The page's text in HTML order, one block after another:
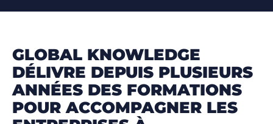
GLOBAL KNOWLEDGE
DÉLIVRE DEPUIS PLUSIEURS
ANNÉES DES FORMATIONS
POUR ACCOMPAGNER LES